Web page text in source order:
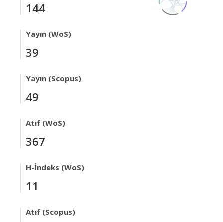
144
Yayın (WoS)
39
Yayın (Scopus)
49
Atıf (WoS)
367
H-İndeks (WoS)
11
Atıf (Scopus)